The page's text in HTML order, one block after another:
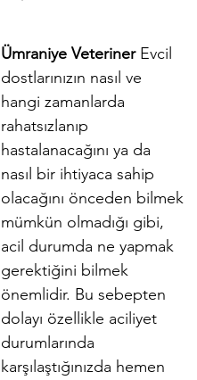
Ümraniye Veteriner Evcil
dostlarınızın nasıl ve
hangi zamanlarda
rahatsızlanıp
hastalanacağını ya da
nasıl bir ihtiyaca sahip
olacağını önceden bilmek
mümkün olmadığı gibi,
acil durumda ne yapmak
gerektiğini bilmek
önemlidir. Bu sebepten
dolayı özellikle aciliyet
durumlarında
karşılaştığınızda hemen